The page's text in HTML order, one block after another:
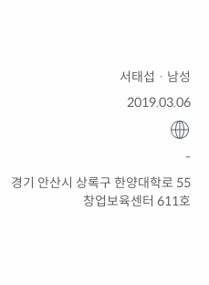
서태섭 · 남성
2019.03.06
-
경기 안산시 상록구 한양대학로 55
창업보육센터 611호